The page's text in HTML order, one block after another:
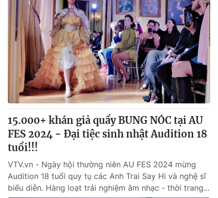
Thế giới
Tin tức
Thế giới đó đây
Câu chuyện quốc tế
Kinh tế
Tài chính
Thị trường
Góc doanh nghiệp
Dữ liệu và đời sống
Truyền hình
Phim VTV
Hậu trường
Nhân vật
Khán giả
Giải trí
Âm nhạc
Đời sống
Du lịch
Giáo dục
15.000+ khán giả quẩy BUNG NÓC tại AU
FES 2024 - Đại tiệc sinh nhật Audition 18
tuổi!!!
VTV.vn - Ngày hội thường niên AU FES 2024 mừng
Audition 18 tuổi quy tụ các Anh Trai Say Hi và nghệ sĩ
biểu diễn. Hàng loạt trải nghiệm âm nhạc - thời trang...